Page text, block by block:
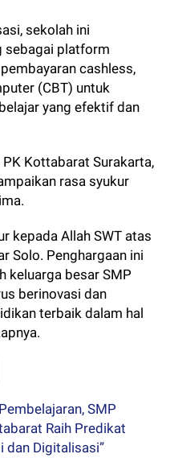
sekolah ini
sebagai platform
cashless,
(CBT) untuk
yang efektif dan
Kottabarat Surakarta,
rasa syukur
kepada Allah SWT atas
Solo. Penghargaan ini
keluarga besar SMP
berinovasi dan
terbaik dalam hal
SMP
Raih Predikat
dan Digitalisasi”